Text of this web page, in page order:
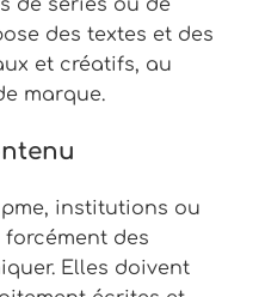
de séries ou de
des textes et des
et créatifs, au
marque.
institutions ou
des
Elles doivent